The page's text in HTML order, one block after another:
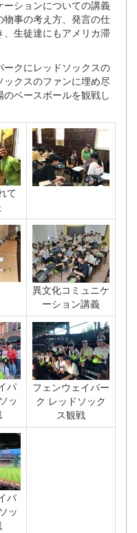
ションについての講義
事の考え方、発言の仕
生徒達にもアメリカ滞
クにレッドソックスの
クスのファンに埋め尽
ベースボールを観戦し
て
異文化コミュニケ
ーション講義
パ
ッ
フェンウェイパー
ク レッドソック
ス観戦
パ
ッ